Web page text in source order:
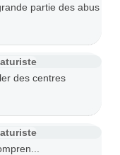
partie des abus
des centres